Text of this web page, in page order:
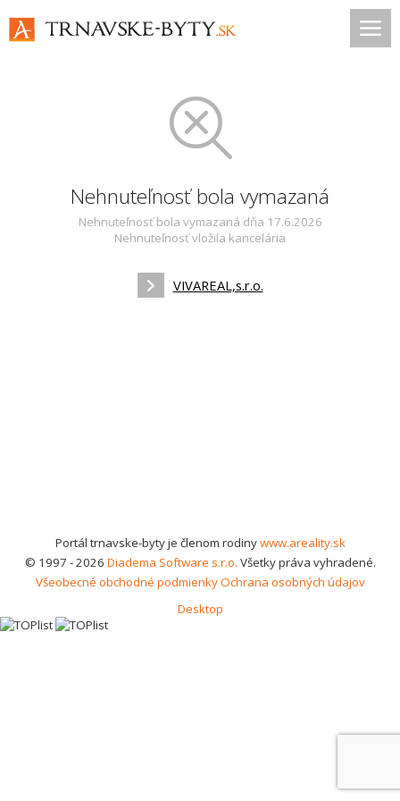
Nehnuteľnosť bola vymazaná
Nehnuteľnosť bola vymazaná dňa 17.6.2026
Nehnuteľnosť vložila kancelária
VIVAREAL,s.r.o.
Portál trnavske-byty je členom rodinywww.areality.sk
© 1997 - 2026 Diadema Software s.r.o. Všetky práva vyhradené.
Všeobecné obchodné podmienkyOchrana osobných údajov
Desktop